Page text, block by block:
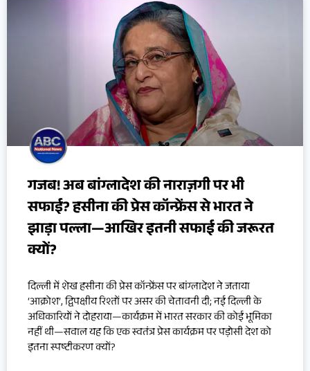
गजब! अब बांग्लादेश की नाराज़गी पर भी
सफाई? हसीना की प्रेस कॉन्फ्रेंस से भारत ने
झाड़ा पल्ला—आखिर इतनी सफाई की जरूरत
क्यों?
दिल्ली में शेख हसीना की प्रेस कॉन्फ्रेंस पर बांग्लादेश ने जताया
‘आक्रोश’, द्विपक्षीय रिश्तों पर असर की चेतावनी दी; नई दिल्ली के
अधिकारियों ने दोहराया—कार्यक्रम में भारत सरकार की कोई भूमिका
नहीं थी—सवाल यह कि एक स्वतंत्र प्रेस कार्यक्रम पर पड़ोसी देश को
इतना स्पष्टीकरण क्यों?